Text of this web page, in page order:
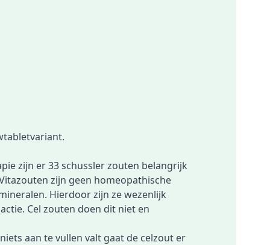
.
zijn er 33 schussler zouten belangrijk
zijn geen homeopathische
Hierdoor zijn ze wezenlijk
Cel zouten doen dit niet en
aan te vullen valt gaat de celzout er